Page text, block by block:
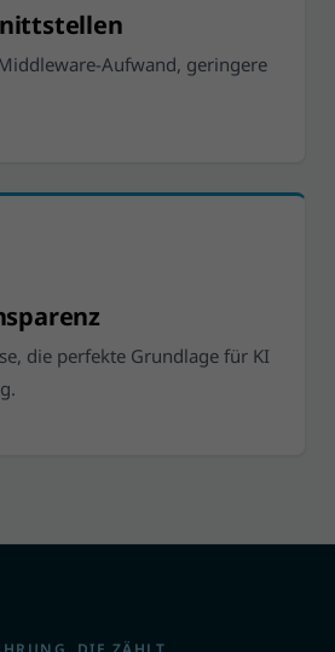
Aufwand, geringere
die perfekte Grundlage für KI